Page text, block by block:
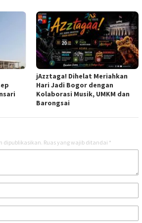
jAzztaga! Dihelat Meriahkan
Hari Jadi Bogor dengan
Kolaborasi Musik, UMKM dan
Barongsai
dipublikasikan. Ruas yang wajib ditandai *